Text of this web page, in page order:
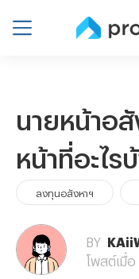
นายหน้าอสั
หน้าที่อะไร
ลงทุนอสังหาฯ
BY
โพสต์เมื่อ